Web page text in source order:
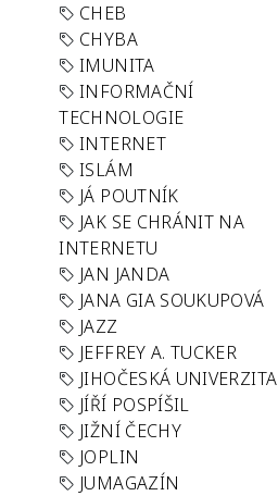
CHEB
CHYBA
IMUNITA
INFORMAČNÍ
TECHNOLOGIE
INTERNET
ISLÁM
JÁ POUTNÍK
JAK SE CHRÁNIT NA
INTERNETU
JAN JANDA
JANA GIA SOUKUPOVÁ
JAZZ
JEFFREY A. TUCKER
JIHOČESKÁ UNIVERZITA
JÍŘÍ POSPÍŠIL
JIŽNÍ ČECHY
JOPLIN
JUMAGAZÍN